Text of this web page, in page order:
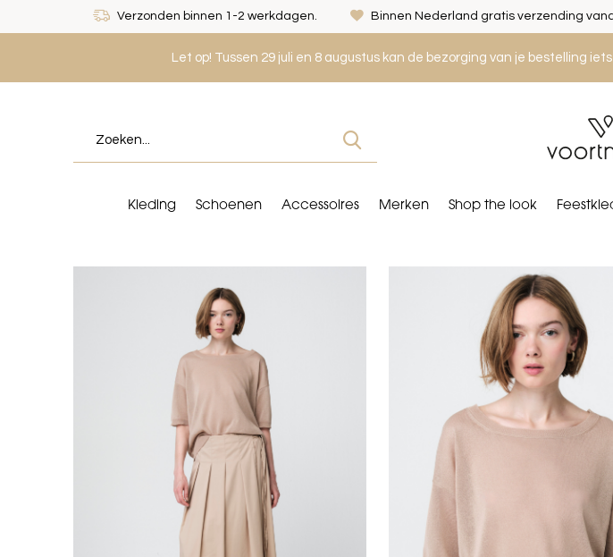
Let op! Tussen 29 juli en 8 augustus kan de bezorging van je bestelling
Kleding Schoenen Accessoires Merken Shop the look
Verzonden binnen 1-2 werkdagen. Binnen Nederland gratis verzending